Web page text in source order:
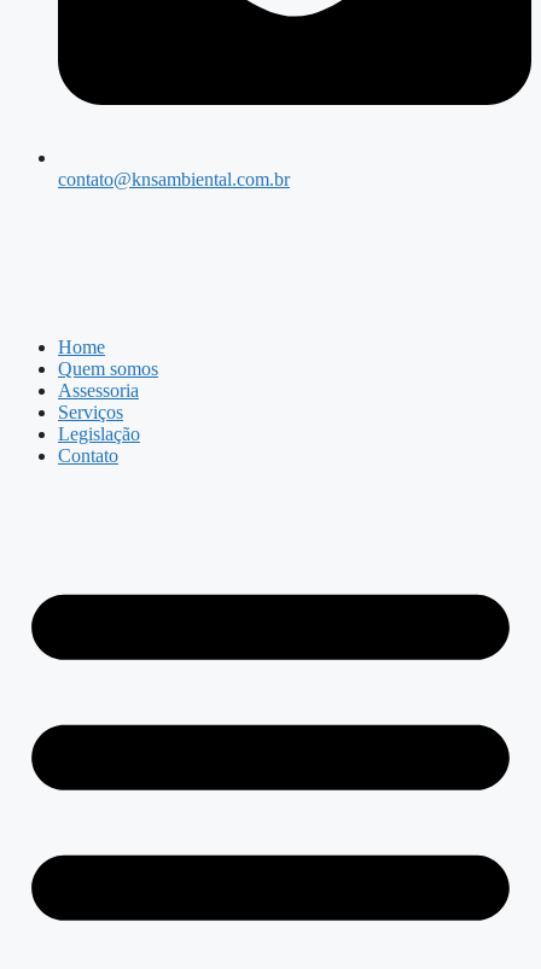
contato@knsambiental.com.br
Home
Quem somos
Assessoria
Serviços
Legislação
Contato